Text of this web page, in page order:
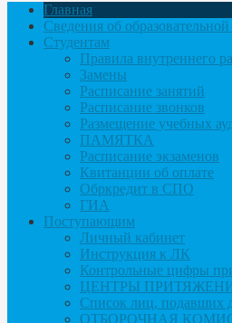
Главная
Сведения об
Студентам
Правила внутреннего
Замены
Расписание занятий
Расписание звонков
Размещение учебных
ПАМЯТКА
Расписание экзаменов
Квитанции об оплате
Обркредит в СПО
ГИА
Поступающим
Личный кабинет
Инструкция к ЛК
Контрольные цифры
ЦЕНТРЫ
Список лиц, подавших
ОТБОРОЧНАЯ